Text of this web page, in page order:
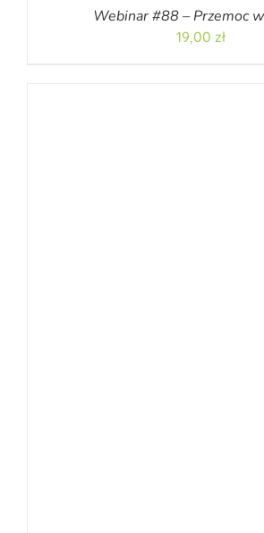
Webinar #88 – Przemoc
19,00 zł